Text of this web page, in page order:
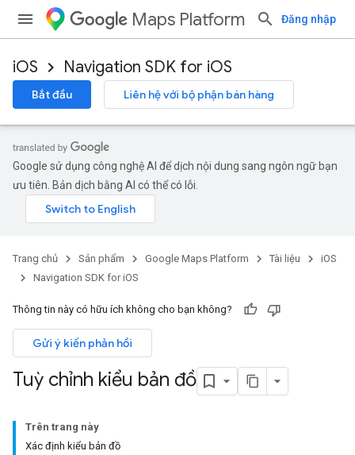
Maps Platform Đăng nhập
iOS Navigation SDK for iOS
Bắt đầu Liên hệ với bộ phận bán hàng
Google sử dụng công nghệ AI để dịch nội dung sang ngôn ngữ bạn
ưu tiên. Bản dịch bằng AI có thể có lỗi.
Trang chủ Sản phẩm Google Maps Platform Tài liệu
iOS
Navigation SDK for iOS
Thông tin này có hữu ích không cho bạn không?
Gửi ý kiến phản hồi
Tuỳ chỉnh kiểu bản đồ
Trên trang này
Xác định kiểu bản đồ